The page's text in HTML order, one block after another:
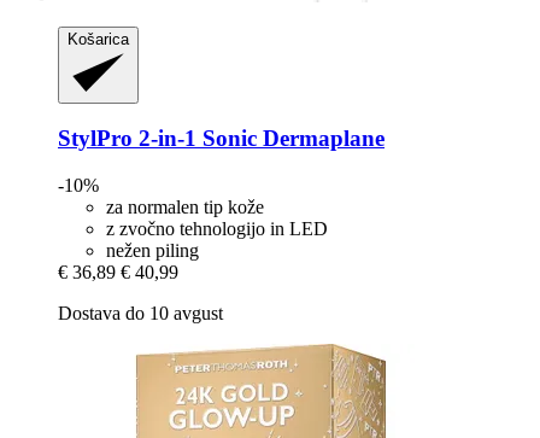
Košarica
StylPro 2-​in-​1 Sonic Dermaplane
-10%
za normalen tip kože
z zvočno tehnologijo in LED
nežen piling
€ 36,89 € 40,99
Dostava do 10 avgust